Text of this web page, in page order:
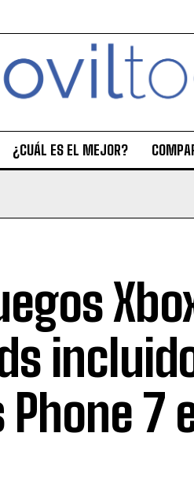
¿CUÁL ES EL MEJOR?
7